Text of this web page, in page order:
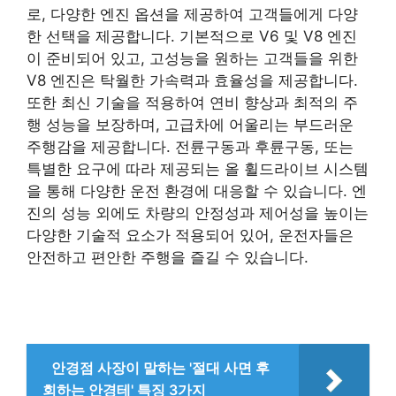
로, 다양한 엔진 옵션을 제공하여 고객들에게 다양
한 선택을 제공합니다. 기본적으로 V6 및 V8 엔진
이 준비되어 있고, 고성능을 원하는 고객들을 위한
V8 엔진은 탁월한 가속력과 효율성을 제공합니다.
또한 최신 기술을 적용하여 연비 향상과 최적의 주
행 성능을 보장하며, 고급차에 어울리는 부드러운
주행감을 제공합니다. 전륜구동과 후륜구동, 또는
특별한 요구에 따라 제공되는 올 휠드라이브 시스템
을 통해 다양한 운전 환경에 대응할 수 있습니다. 엔
진의 성능 외에도 차량의 안정성과 제어성을 높이는
다양한 기술적 요소가 적용되어 있어, 운전자들은
안전하고 편안한 주행을 즐길 수 있습니다.
안경점 사장이 말하는 '절대 사면 후
회하는 안경테' 특징 3가지